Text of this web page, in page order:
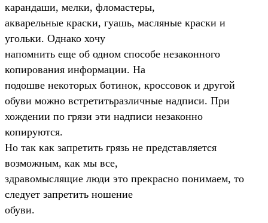
карандаши, мелки, фломастеры,
акварельные краски, гуашь, масляные краски и
угольки. Однако хочу
напомнить еще об одном способе незаконного
копирования информации. Hа
подошве некоторых ботинок, кроссовок и другой
обуви можно встретитьразличные надписи. При
хождении по грязи эти надписи незаконно
копируются.
Hо так как запретить грязь не представляется
возможным, как мы все,
здравомыслящие люди это прекрасно понимаем, то
следует запретить ношение
обуви.